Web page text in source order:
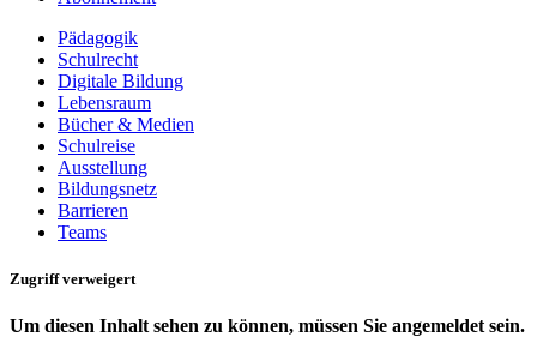
Pädagogik
Schulrecht
Digitale Bildung
Lebensraum
Bücher & Medien
Schulreise
Ausstellung
Bildungsnetz
Barrieren
Teams
Zugriff verweigert
Um diesen Inhalt sehen zu können, müssen Sie angemeldet sein.